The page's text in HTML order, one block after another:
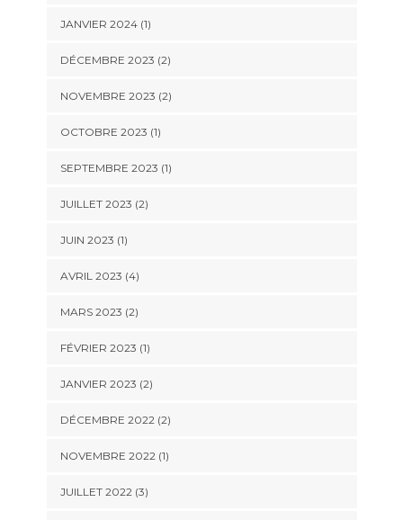
JANVIER 2024(1)
DÉCEMBRE 2023 (2)
NOVEMBRE 2023 (2)
OCTOBRE 2023 (1)
SEPTEMBRE 2023 (1)
JUILLET 2023 (2)
JUIN 2023 (1)
AVRIL 2023 (4)
MARS 2023 (2)
FÉVRIER 2023 (1)
JANVIER 2023 (2)
DÉCEMBRE 2022(2)
NOVEMBRE 2022(1)
JUILLET 2022(3)